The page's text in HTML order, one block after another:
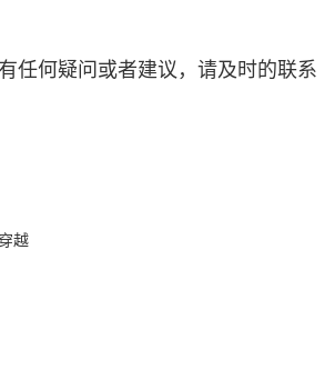
任何疑问或者建议，请及时的联系
越